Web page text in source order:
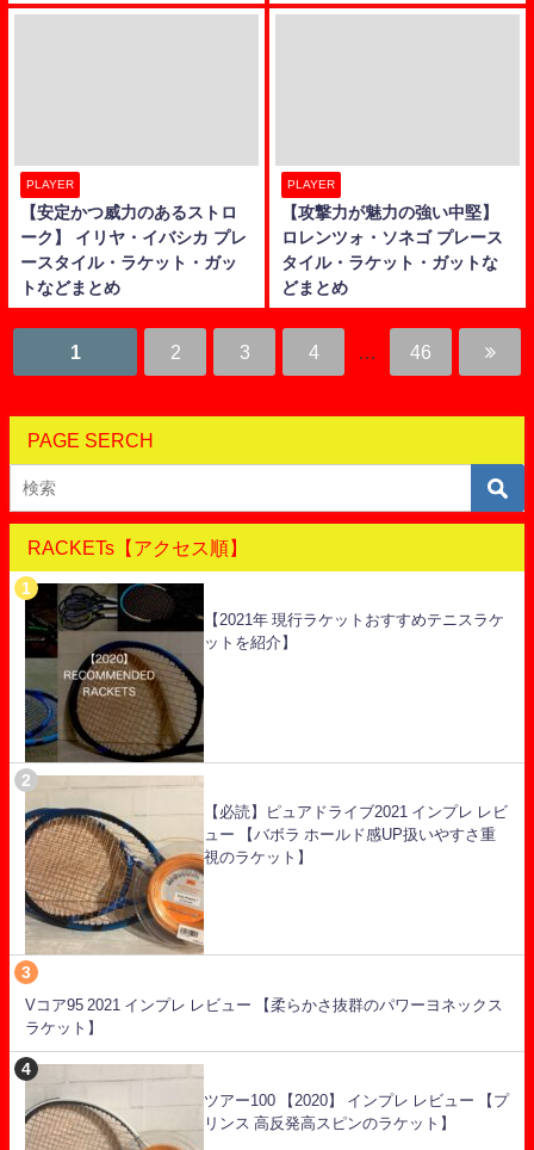
PLAYER
【安定かつ威力のあるストロ
ーク】 イリヤ・イバシカ プレ
ースタイル・ラケット・ガッ
トなどまとめ
PLAYER
【攻撃力が魅力の強い中堅】
ロレンツォ・ソネゴ プレース
タイル・ラケット・ガットな
どまとめ
1 2 3 4 46
PAGE SERCH
RACKETs【アクセス順】
【2021年 現行ラケットおすすめテニスラケ
ットを紹介】
【必読】ピュアドライブ2021 インプレ レビ
ュー 【バボラ ホールド感UP扱いやすさ重
視のラケット】
Vコア95 2021 インプレ レビュー 【柔らかさ抜群のパワーヨネックス
ラケット】
ツアー100 【2020】 インプレ レビュー 【プ
リンス 高反発高スピンのラケット】